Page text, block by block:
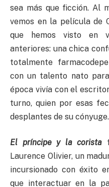
sea más que ficción. Al
vemos en la película de
que hemos visto en
anteriores: una chica
totalmente
con un talento nato
época vivía con el
turno, quien por esas
desplantes de su cónyuge.
El príncipe y la corista
Laurence Olivier, un
incursionado con éxito
que interactuar en la